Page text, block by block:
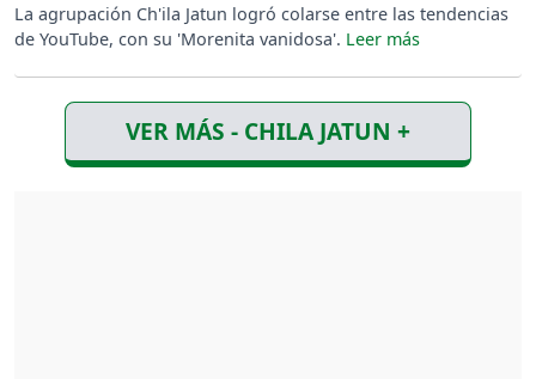
La agrupación Ch'ila Jatun logró colarse entre las tendencias
de YouTube, con su 'Morenita vanidosa'.
VER MÁS - CHILA JATUN +